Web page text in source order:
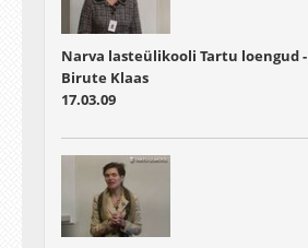
Narva lasteülikooli Tartu loengud -
Birute Klaas
17.03.09